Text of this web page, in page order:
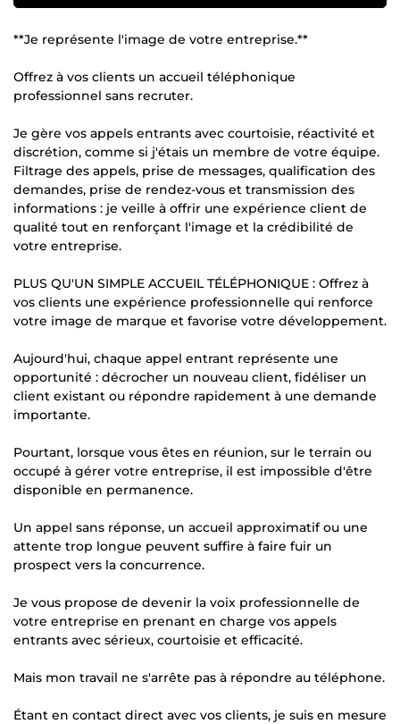
**Je représente l'image de votre entreprise.**
Offrez à vos clients un accueil téléphonique
professionnel sans recruter.
Je gère vos appels entrants avec courtoisie, réactivité et
discrétion, comme si j'étais un membre de votre équipe.
Filtrage des appels, prise de messages, qualification des
demandes, prise de rendez-vous et transmission des
informations : je veille à offrir une expérience client de
qualité tout en renforçant l'image et la crédibilité de
votre entreprise.
PLUS QU'UN SIMPLE ACCUEIL TÉLÉPHONIQUE : Offrez à
vos clients une expérience professionnelle qui renforce
votre image de marque et favorise votre développement.
Aujourd'hui, chaque appel entrant représente une
opportunité : décrocher un nouveau client, fidéliser un
client existant ou répondre rapidement à une demande
importante.
Pourtant, lorsque vous êtes en réunion, sur le terrain ou
occupé à gérer votre entreprise, il est impossible d'être
disponible en permanence.
Un appel sans réponse, un accueil approximatif ou une
attente trop longue peuvent suffire à faire fuir un
prospect vers la concurrence.
Je vous propose de devenir la voix professionnelle de
votre entreprise en prenant en charge vos appels
entrants avec sérieux, courtoisie et efficacité.
Mais mon travail ne s'arrête pas à répondre au téléphone.
Étant en contact direct avec vos clients, je suis en mesure